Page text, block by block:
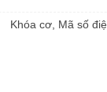
Khóa cơ, Mã số